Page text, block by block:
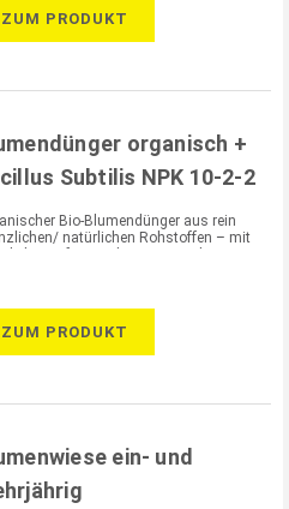
ZUM PRODUKT
organisch +
Subtilis NPK 10-2-2
Bio-Blumendünger aus rein
natürlichen Rohstoffen – mit
Sofort- und Langzeitwirkung
ZUM PRODUKT
ein- und